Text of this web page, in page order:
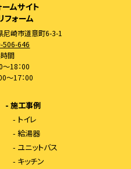
ムサイト
フォーム
崎市道意町6-3-1
506-646
間
～18：00
～17：00
-施工事例
- トイレ
-給湯器
- ユニットバス
- キッチン